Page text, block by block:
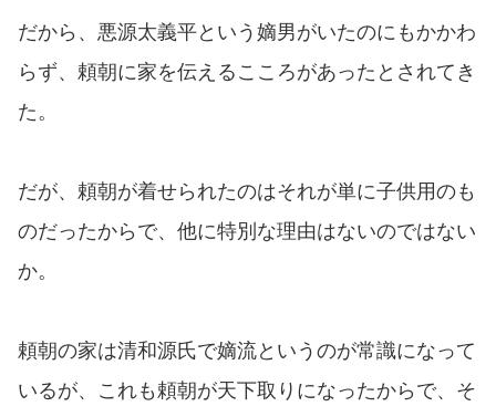
だから、悪源太義平という嫡男がいたのにもかかわ
らず、頼朝に家を伝えるこころがあったとされてき
た。
だが、頼朝が着せられたのはそれが単に子供用のも
のだったからで、他に特別な理由はないのではない
か。
頼朝の家は清和源氏で嫡流というのが常識になって
いるが、これも頼朝が天下取りになったからで、そ